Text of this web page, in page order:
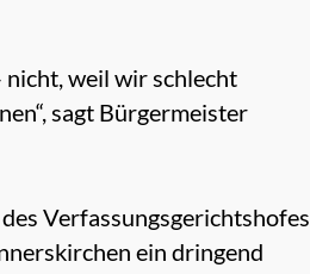
nicht, weil wir schlecht
sagt Bürgermeister
Verfassungsgerichtshofes
ein dringend